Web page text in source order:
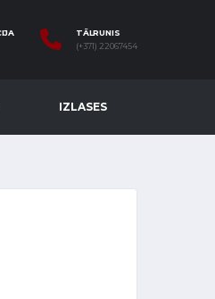
TĀLRUNIS
(+371) 22067454
IZLASES